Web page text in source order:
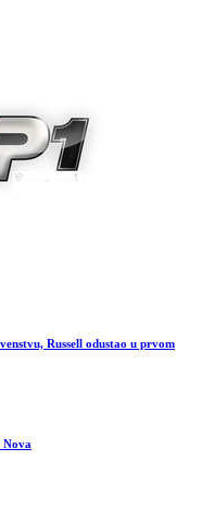
Russell odustao u prvom
Nova